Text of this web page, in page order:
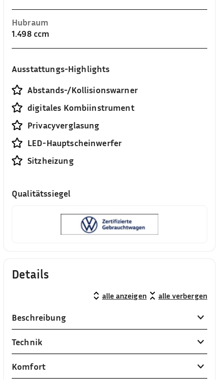
Hubraum
1.498 ccm
Ausstattungs-Highlights
Abstands-/Kollisionswarner
digitales Kombiinstrument
Privacyverglasung
LED-Hauptscheinwerfer
Sitzheizung
Qualitätssiegel
Details
alle anzeigen alle verbergen
Beschreibung
Technik
Komfort